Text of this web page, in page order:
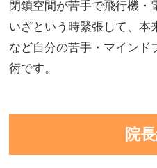
閉鎖空間が苦手で飛行機・
いざという時緊張して、本
など自分の苦手・マインド
術です。
院